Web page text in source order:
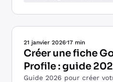
21 janvier 2026·17 min
Créer une fiche
Profile : guide
Guide 2026 pour créer